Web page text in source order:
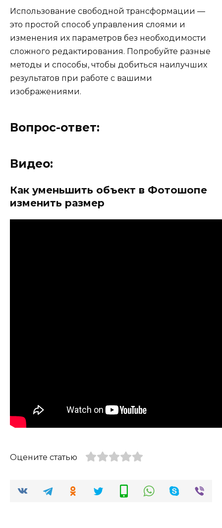
Использование свободной трансформации —
это простой способ управления слоями и
изменения их параметров без необходимости
сложного редактирования. Попробуйте разные
методы и способы, чтобы добиться наилучших
результатов при работе с вашими
изображениями.
Вопрос-ответ:
Видео:
Как уменьшить объект в Фотошопе
изменить размер
Оцените статью